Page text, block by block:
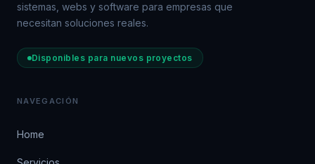
sistemas, webs y software para empresas que
necesitan soluciones reales.
Disponibles para nuevos proyectos
NAVEGACIÓN
Home